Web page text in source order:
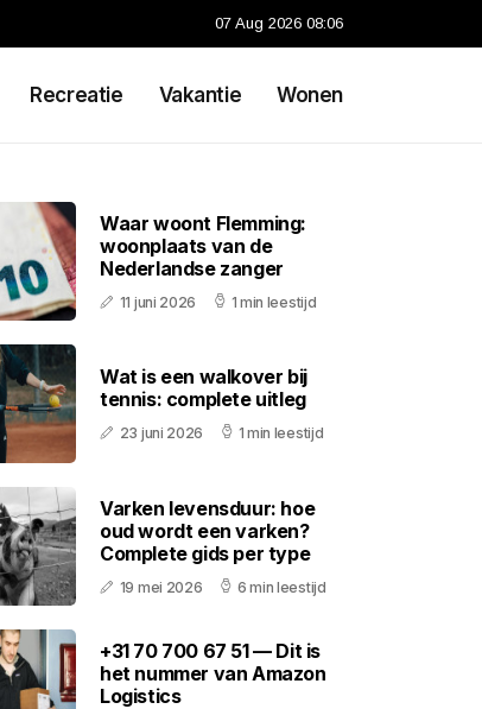
07 Aug 2026 08:06
Recreatie Vakantie Wonen
Waar woont Flemming:
woonplaats van de
Nederlandse zanger
11 juni 2026 1 min leestijd
Wat is een walkover bij
tennis: complete uitleg
23 juni 2026 1 min leestijd
Varken levensduur: hoe
oud wordt een varken?
Complete gids per type
19 mei 2026 6 min leestijd
+31 70 700 67 51 — Dit is
het nummer van Amazon
Logistics